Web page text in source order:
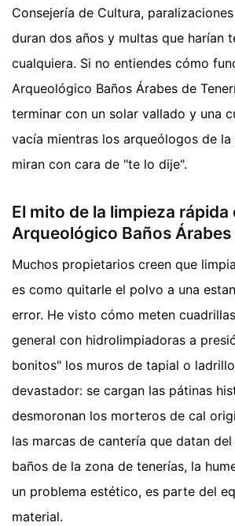
Consejería de Cultura,
duran dos años y multas que harían
cualquiera. Si no entiendes cómo
Arqueológico Baños Árabes de
terminar con un solar vallado y una
vacía mientras los arqueólogos de
miran con cara de "te lo dije".
El mito de la limpieza rápida
Arqueológico Baños Árabes
Muchos propietarios creen que
es como quitarle el polvo a una
error. He visto cómo meten
general con hidrolimpiadoras a
bonitos" los muros de tapial o
devastador: se cargan las pátinas
desmoronan los morteros de cal
las marcas de cantería que datan del
baños de la zona de tenerías, la
un problema estético, es parte del
material.